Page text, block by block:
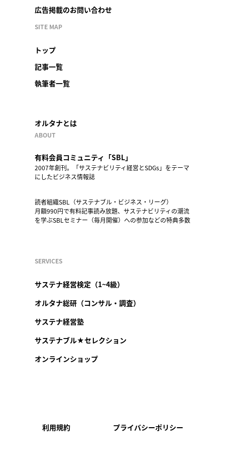
広告掲載のお問い合わせ
SITE MAP
トップ
記事一覧
執筆者一覧
オルタナとは
ABOUT
有料会員コミュニティ「SBL」
2007年創刊。「サステナビリティ経営とSDGs」をテーマ
にしたビジネス情報誌
読者組織SBL（サステナブル・ビジネス・リーグ）
月額990円で有料記事読み放題、サステナビリティの潮流
を学ぶSBLセミナー（毎月開催）への参加などの特典多数
SERVICES
サステナ経営検定（1~4級）
オルタナ総研（コンサル・調査）
サステナ経営塾
サステナブル★セレクション
オンラインショップ
利用規約 プライバシーポリシー